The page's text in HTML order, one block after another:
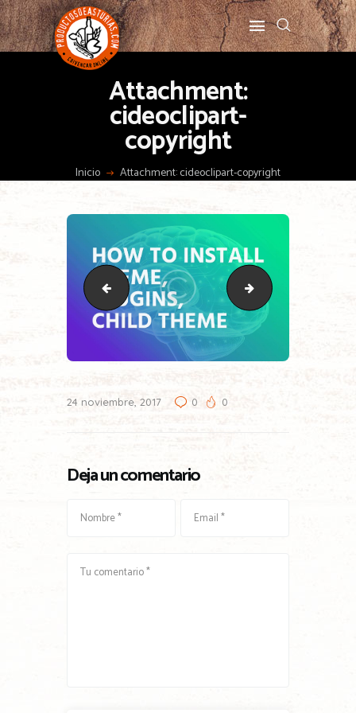
Attachment:
cideoclipart-
copyright
Inicio Attachment: cideoclipart-copyright
cideoclipart4-copyright inmotion-copyright
24 noviembre, 2017 0 0
Deja un comentario